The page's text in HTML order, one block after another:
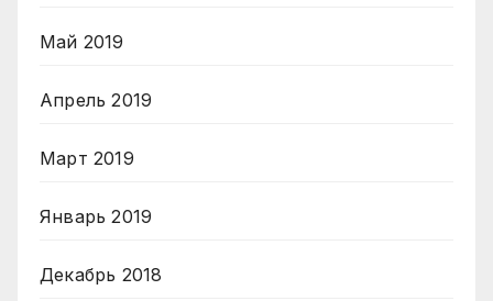
Май 2019
Апрель 2019
Март 2019
Январь 2019
Декабрь 2018